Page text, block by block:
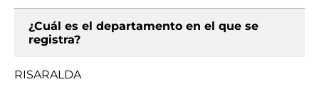
¿Cuál es el departamento en el que se
registra?
RISARALDA